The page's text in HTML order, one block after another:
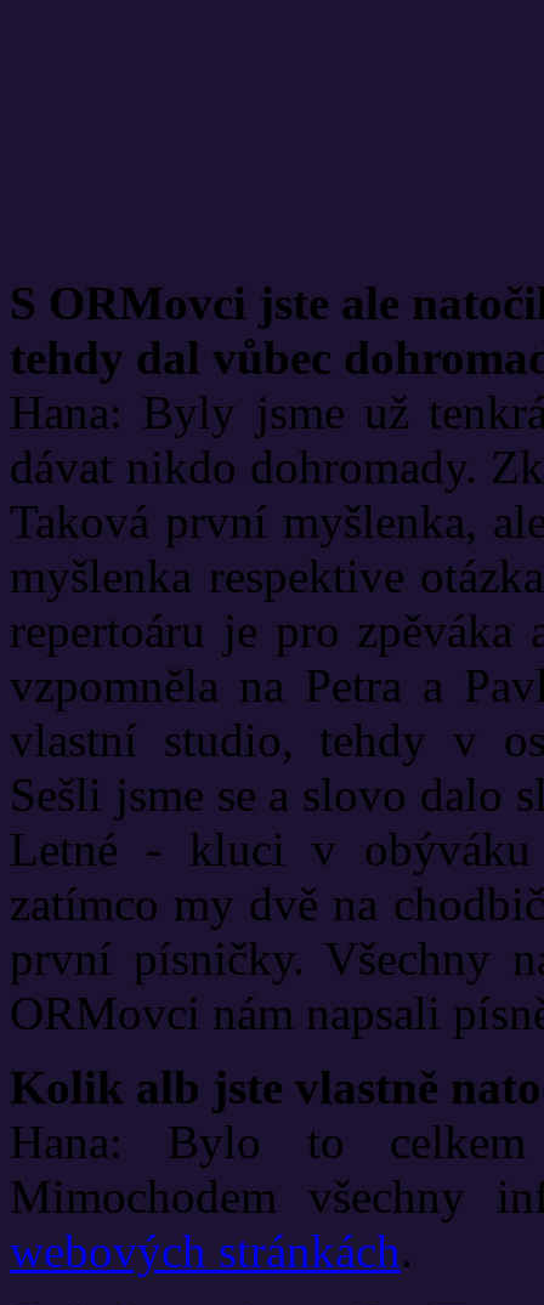
S ORMovci jste ale
tehdy dal vůbec
Hana: Byly jsme už
dávat nikdo dohromady.
Taková první myšlenka,
myšlenka respektive
repertoáru je pro zpěváka
vzpomněla na Petra a
vlastní studio, tehdy v
Sešli jsme se a slovo dalo
Letné - kluci v obýváku
zatímco my dvě na
první písničky. Všechny
ORMovci nám napsali
Kolik alb jste vlastně
Hana: Bylo to
Mimochodem všechny
webových stránkách.